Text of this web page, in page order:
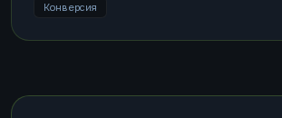
Конверсия